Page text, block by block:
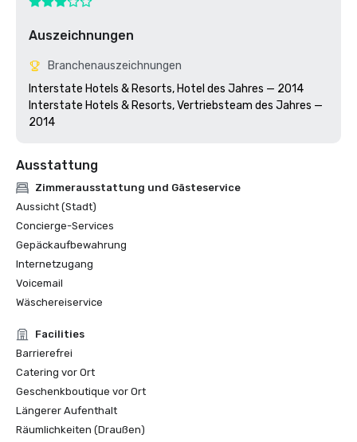
Auszeichnungen
Branchenauszeichnungen
Interstate Hotels & Resorts, Hotel des Jahres — 2014
Interstate Hotels & Resorts, Vertriebsteam des Jahres —
Ausstattung
Zimmerausstattung und Gästeservice
Aussicht (Stadt)
Concierge-Services
Gepäckaufbewahrung
Internetzugang
Voicemail
Wäschereiservice
Facilities
Barrierefrei
Catering vor Ort
Geschenkboutique vor Ort
Längerer Aufenthalt
Räumlichkeiten (Draußen)